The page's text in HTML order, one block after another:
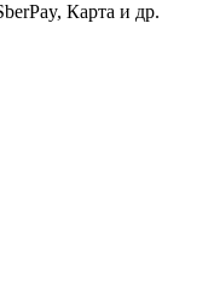
Карта и др.